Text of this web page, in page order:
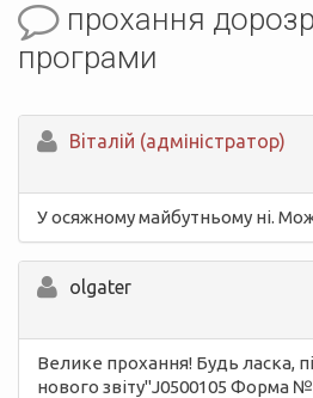
прохання
програми
Вiталій (адміністратор)
У осяжному майбутньому ні.
olgater
Велике прохання! Будь ласка,
нового звіту"J0500105 Форма